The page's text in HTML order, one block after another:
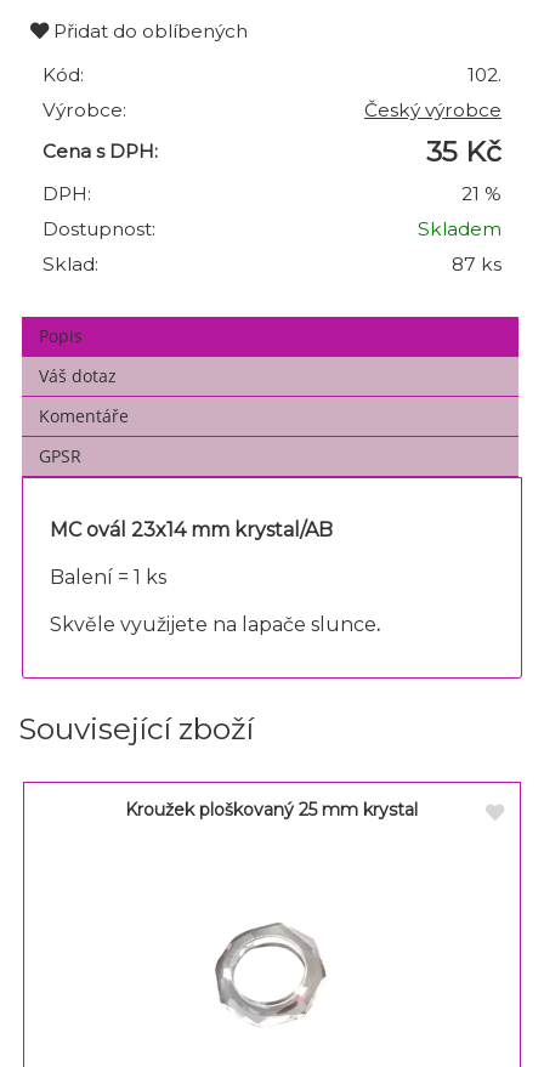
Přidat do oblíbených
Kód:
102.
Výrobce:
Český výrobce
Cena s DPH:
35 Kč
DPH:
21 %
Dostupnost:
Skladem
Sklad:
87 ks
Popis
Váš dotaz
Komentáře
GPSR
MC ovál 23x14 mm krystal/AB
Balení = 1 ks
Skvěle využijete na lapače slunce.
Související zboží
Kroužek ploškovaný 25 mm krystal